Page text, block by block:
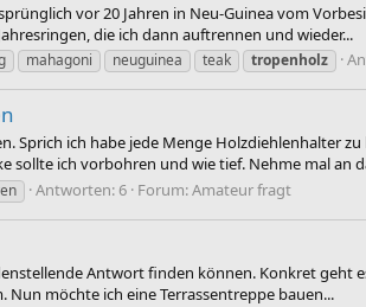
vor 20 Jahren in Neu-Guinea vom
die ich dann auftrennen und wieder...
mahagoni neuguinea teak tropenholz
Sprich ich habe jede Menge Holzdiehlenhalter
sollte ich vorbohren und wie tief. Nehme mal an
Antworten: 6 Forum:Amateur fragt
Antwort finden können. Konkret geht
Nun möchte ich eine Terrassentreppe bauen...